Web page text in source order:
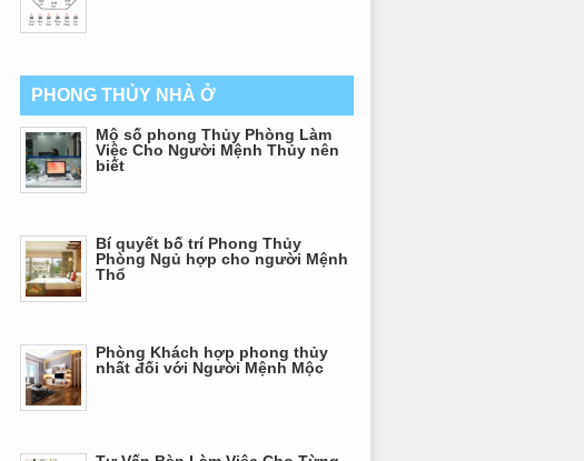
PHONG THỦY NHÀ Ở
Mộ số phong Thủy Phòng Làm
Việc Cho Người Mệnh Thủy nên
biết
Bí quyết bố trí Phong Thủy
Phòng Ngủ hợp cho người Mệnh
Thổ
Phòng Khách hợp phong thủy
nhất đối với Người Mệnh Mộc